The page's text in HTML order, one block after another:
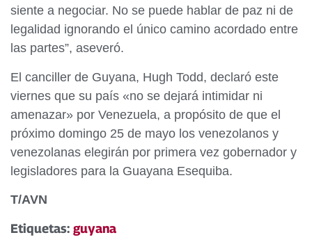
siente a negociar. No se puede hablar de paz ni de
legalidad ignorando el único camino acordado entre
las partes”, aseveró.
El canciller de Guyana, Hugh Todd, declaró este
viernes que su país «no se dejará intimidar ni
amenazar» por Venezuela, a propósito de que el
próximo domingo 25 de mayo los venezolanos y
venezolanas elegirán por primera vez gobernador y
legisladores para la Guayana Esequiba.
T/AVN
Etiquetas: guyana